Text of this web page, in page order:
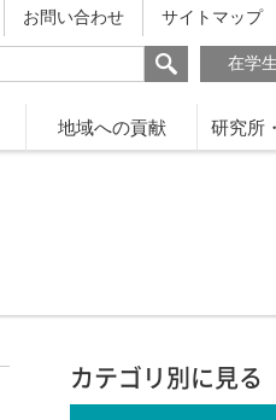
お問い合わせ サイトマップ
在学
地域への貢献 研究所
カテゴリ別に見る